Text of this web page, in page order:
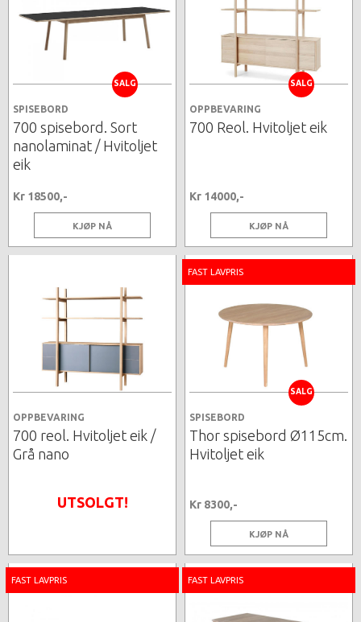
SALG
SPISEBORD
700 spisebord. Sort
nanolaminat / Hvitoljet
eik
Kr 18500,-
KJØP NÅ
SALG
OPPBEVARING
700 Reol. Hvitoljet eik
Kr 14000,-
KJØP NÅ
OPPBEVARING
700 reol. Hvitoljet eik /
Grå nano
UTSOLGT!
FAST LAVPRIS
SALG
SPISEBORD
Thor spisebord Ø115cm.
Hvitoljet eik
Kr 8300,-
KJØP NÅ
FAST LAVPRIS FAST LAVPRIS